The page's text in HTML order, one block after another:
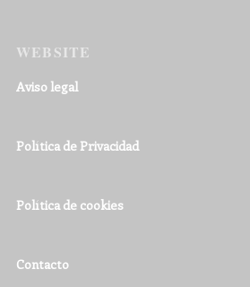
WEBSITE
Aviso legal
Política de Privacidad
Política de cookies
Contacto